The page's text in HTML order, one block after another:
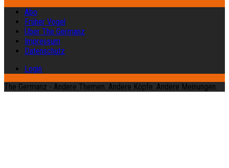
Abo
Früher Vogel
Über The Germanz
Impressum
Datenschutz
Login
The Germanz - Andere Themen. Andere Köpfe. Andere Meinungen.